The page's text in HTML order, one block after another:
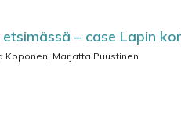
– case Lapin
Koponen, Marjatta Puustinen